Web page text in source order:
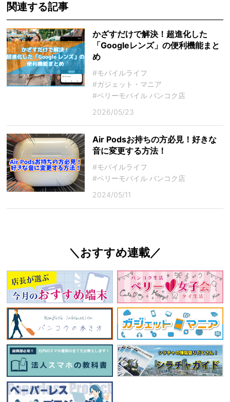
関連する記事
かざすだけで解決！超進化した
「Googleレンズ」の便利機能まと
め
#モバイルライフ
#ガジェット・マニア
#ベリーモバイル バンコク店
2026/05/23
Air Podsお持ちの方必見！好きな
音に変更する方法！
#モバイルライフ
#ベリーモバイル バンコク店
2024/05/11
＼おすすめ連載／